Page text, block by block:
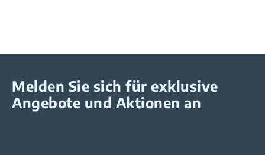
Melden Sie sich für exklusive
Angebote und Aktionen an